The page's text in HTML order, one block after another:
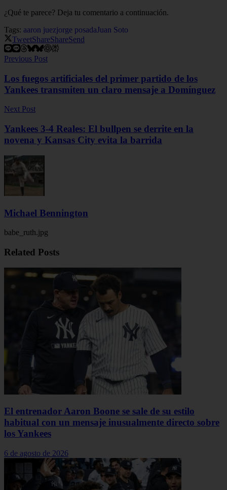
¿Qué te parece? Deja tu comentario a continuación.
Tags: aaron juezjorge posadaJuan Soto
TweetShareShareSend
Previous Post
Los fuegos artificiales del primer partido de los
Yankees transmiten un claro mensaje a Domínguez
Next Post
Yankees 3-4 Reales: El bullpen se derrite en la
novena y Kansas City evita la barrida
Michael Bennington
babe_ruth.jpg
Related Posts
El entrenador Aaron Boone se sale de su estilo
habitual con un mensaje inusualmente directo sobre
los Yankees
6 de agosto de 2026